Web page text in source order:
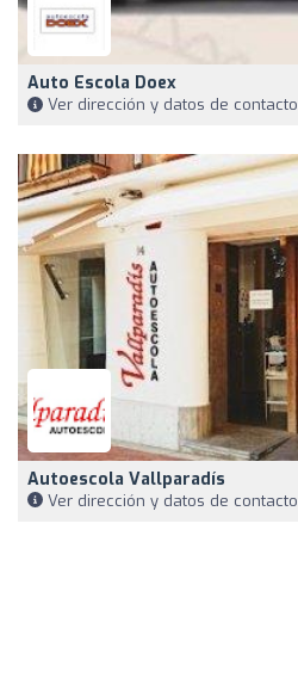
Auto Escola Doex
Ver dirección y datos de contacto
Autoescola Vallparadís
Ver dirección y datos de contacto